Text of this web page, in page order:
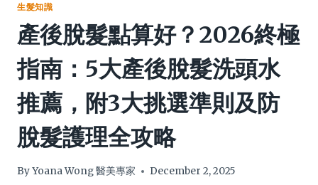
生髮知識
產後脫髮點算好？2026終極
指南：5大產後脫髮洗頭水
推薦，附3大挑選準則及防
脫髮護理全攻略
ByYoana Wong 醫美專家 December 2, 2025